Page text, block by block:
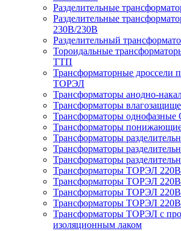
Разделительные
Разделительные
230В/230В
Разделительный
Тороидальные
ТТП
Трансформаторные дроссели
ТОРЭЛ
Трансформаторы анодно-
Трансформаторы
Трансформаторы
Трансформаторы
Трансформаторы
Трансформаторы
Трансформаторы
Трансформаторы ТОРЭЛ
Трансформаторы ТОРЭЛ
Трансформаторы ТОРЭЛ
Трансформаторы ТОРЭЛ
Трансформаторы ТОРЭЛ с
изоляционным лаком